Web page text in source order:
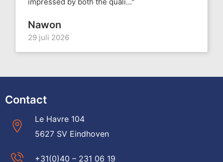
Nawon
29 juli 2026
Contact
Le Havre 104
5627 SV Eindhoven
+31(0)40 – 231 06 19